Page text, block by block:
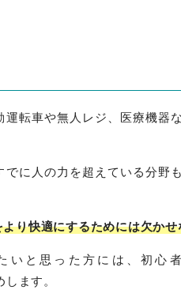
運転車や無人レジ、医療機器
でに人の力を超えている分野
り快適にするためには欠か
いと思った方には、初心
ます。